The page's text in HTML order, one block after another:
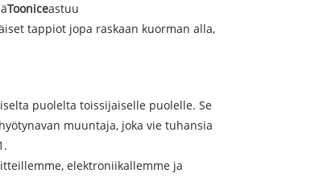
Tooniceastuu
tappiot jopa raskaan kuorman alla,
puolelta toissijaiselle puolelle. Se
muuntaja, joka vie tuhansia
elektroniikallemme ja